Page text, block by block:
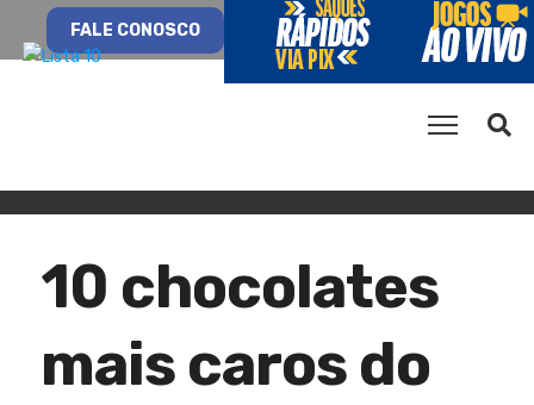
FALE CONOSCO
10 chocolates
mais caros do